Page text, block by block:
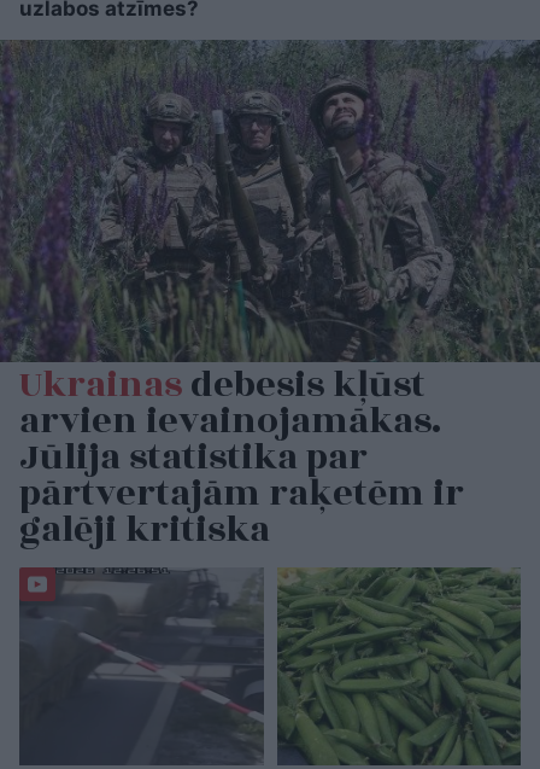
uzlabos atzīmes?
Ukrainasdebesis kļūst
arvien ievainojamākas.
Jūlija statistika par
pārtvertajām raķetēm ir
galēji kritiska